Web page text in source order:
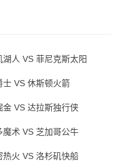
人 VS 菲尼克斯太阳
士 VS 休斯顿火箭
金 VS 达拉斯独行侠
魔术 VS 芝加哥公牛
热火 VS 洛杉矶快船